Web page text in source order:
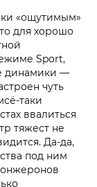
«ощутимым»
для хорошо
Sport,
динамики —
чуть
таки
ввалиться
тяжест не
Да-да,
под ним